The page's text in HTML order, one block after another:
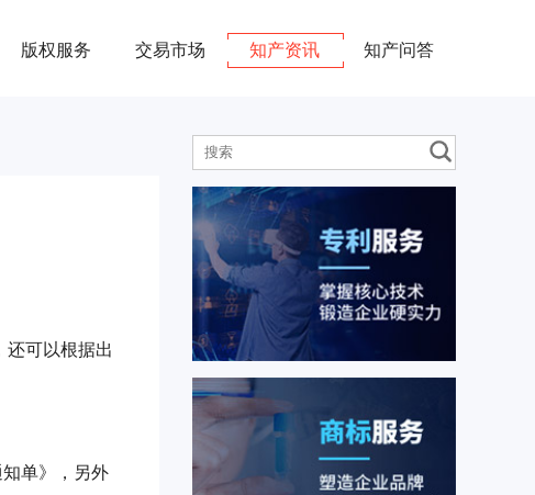
版权服务 交易市场 知产资讯 知产问答
还可以根据出
。
单》，另外